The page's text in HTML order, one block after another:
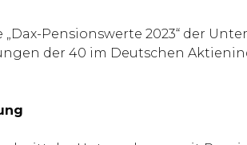
Pensionswerte 2023“ der
der 40 im Deutschen